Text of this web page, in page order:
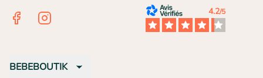
FacebookInstagram 4.2/5
BEBEBOUTIK